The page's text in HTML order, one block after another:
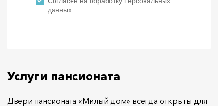
Услуги пансионата
Двери пансионата «Милый дом» всегда открыты для